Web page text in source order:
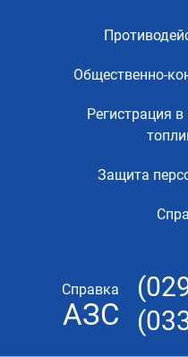
Общественно-
Регистрация
Защита
Справка
АЗС